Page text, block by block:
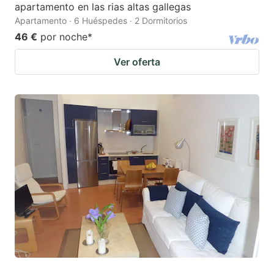
apartamento en las rias altas gallegas
Apartamento · 6 Huéspedes · 2 Dormitorios
46 € por noche*
Ver oferta